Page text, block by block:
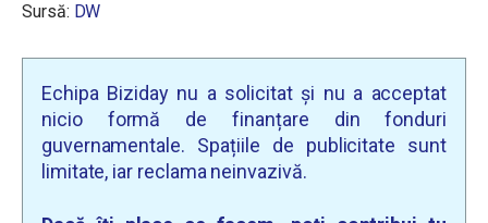
Sursă: DW
Echipa Biziday nu a solicitat și nu a acceptat
nicio formă de finanțare din fonduri
guvernamentale. Spațiile de publicitate sunt
limitate, iar reclama neinvazivă.